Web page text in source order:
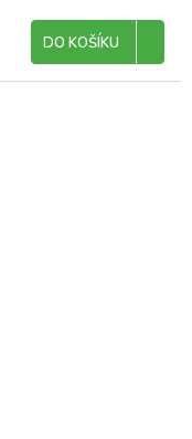
DO KOŠÍKU